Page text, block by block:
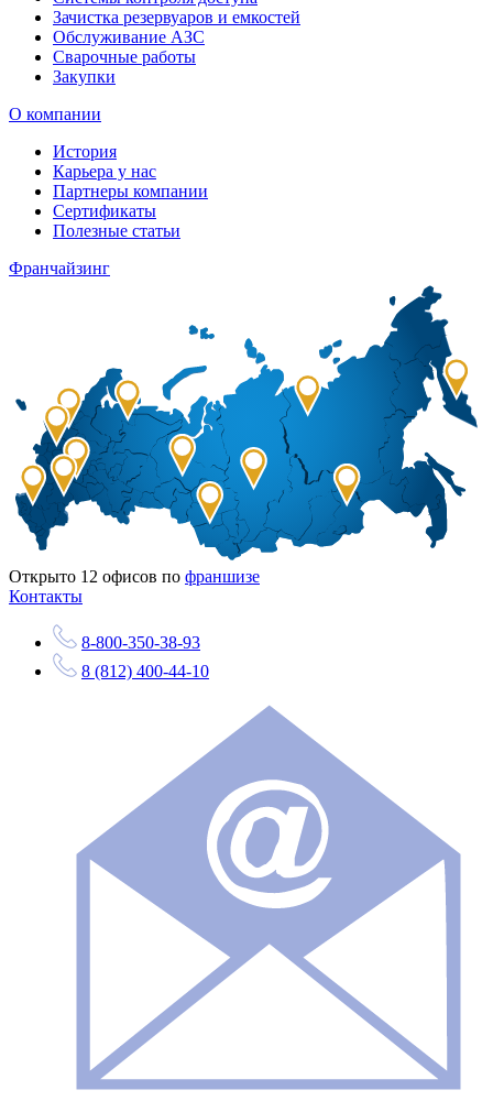
Зачистка резервуаров и емкостей
Обслуживание АЗС
Сварочные работы
Закупки
О компании
История
Карьера у нас
Партнеры компании
Сертификаты
Полезные статьи
Франчайзинг
Открыто 12 офисов по франшизе
Контакты
8-800-350-38-93
8 (812) 400-44-10